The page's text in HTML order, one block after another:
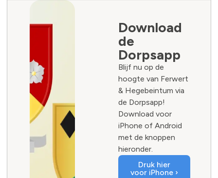
Download
de
Dorpsapp
Blijf nu op de
hoogte van Ferwert
& Hegebeintum via
de Dorpsapp!
Download voor
iPhone of Android
met de knoppen
hieronder.
Druk hier
voor iPhone ›